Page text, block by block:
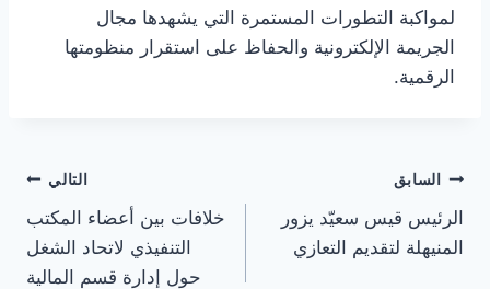
لمواكبة التطورات المستمرة التي يشهدها مجال
الجريمة الإلكترونية والحفاظ على استقرار منظومتها
الرقمية.
تصفّح
المقالات
السابق
الرئيس قيس سعيّد يزور
المنيهلة لتقديم التعازي
التالي
خلافات بين أعضاء المكتب
التنفيذي لاتحاد الشغل
حول إدارة قسم المالية